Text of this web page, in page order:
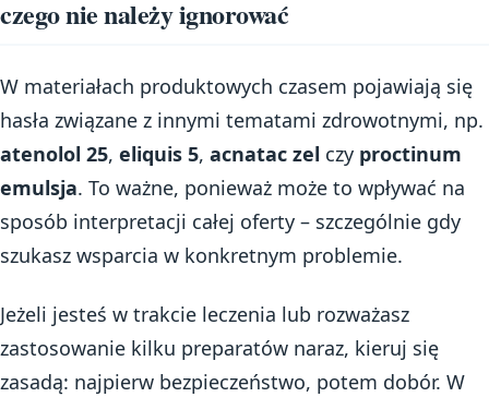
czego nie należy ignorować
W materiałach produktowych czasem pojawiają się
hasła związane z innymi tematami zdrowotnymi, np.
atenolol 25, eliquis 5, acnatac zel czy proctinum
emulsja. To ważne, ponieważ może to wpływać na
sposób interpretacji całej oferty – szczególnie gdy
szukasz wsparcia w konkretnym problemie.
Jeżeli jesteś w trakcie leczenia lub rozważasz
zastosowanie kilku preparatów naraz, kieruj się
zasadą: najpierw bezpieczeństwo, potem dobór. W